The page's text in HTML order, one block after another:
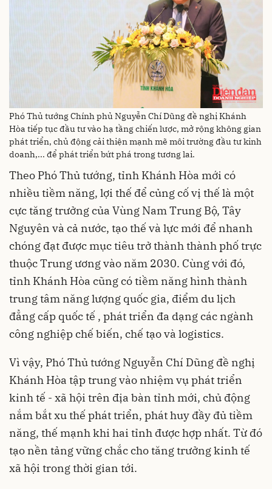
Phó Thủ tướng Chính phủ Nguyễn Chí Dũng đề nghị Khánh
Hòa tiếp tục đầu tư vào hạ tầng chiến lược, mở rộng không gian
phát triển, chủ động cải thiện mạnh mẽ môi trường đầu tư kinh
doanh,... để phát triển bứt phá trong tương lai.
Theo Phó Thủ tướng, tỉnh Khánh Hòa mới có
nhiều tiềm năng, lợi thế để củng cố vị thế là một
cực tăng trưởng của Vùng Nam Trung Bộ, Tây
Nguyên và cả nước, tạo thế và lực mới để nhanh
chóng đạt được mục tiêu trở thành thành phố trực
thuộc Trung ương vào năm 2030. Cùng với đó,
tỉnh Khánh Hòa cũng có tiềm năng hình thành
trung tâm năng lượng quốc gia, điểm du lịch
đẳng cấp quốc tế , phát triển đa dạng các ngành
công nghiệp chế biến, chế tạo và logistics.
Vì vậy, Phó Thủ tướng Nguyễn Chí Dũng đề nghị
Khánh Hòa tập trung vào nhiệm vụ phát triển
kinh tế - xã hội trên địa bàn tỉnh mới, chủ động
nắm bắt xu thế phát triển, phát huy đầy đủ tiềm
năng, thế mạnh khi hai tỉnh được hợp nhất. Từ đó
tạo nền tảng vững chắc cho tăng trưởng kinh tế
xã hội trong thời gian tới.